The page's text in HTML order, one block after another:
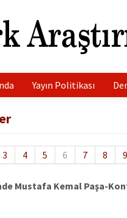
Yayın Politikası
3 4 5 6 7 8 9
Mustafa Kemal Paşa-